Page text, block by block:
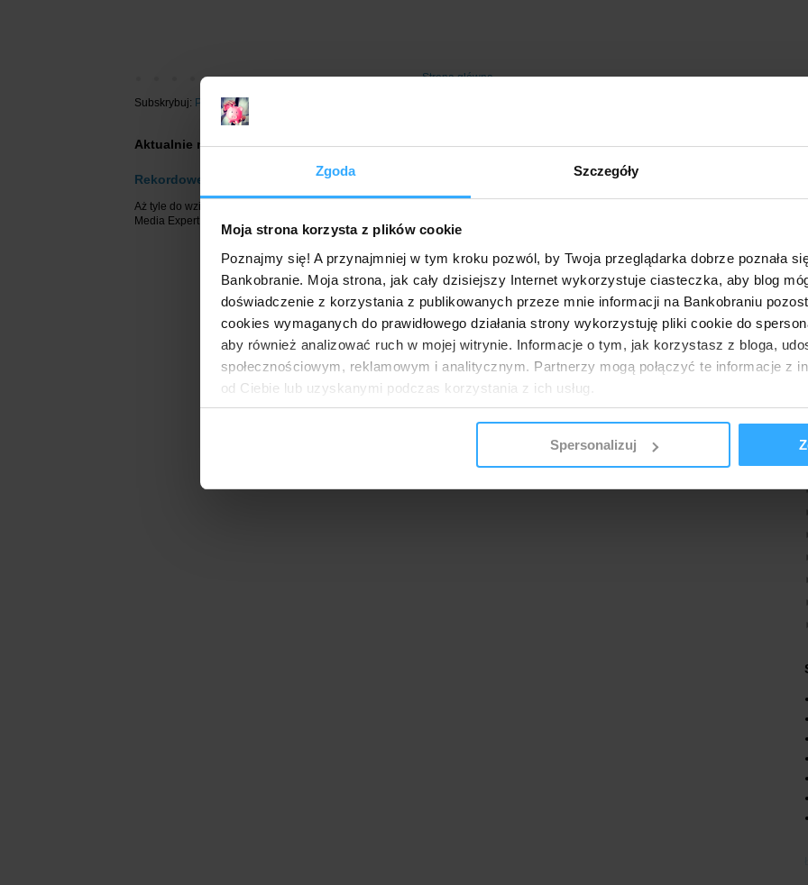
Zgoda Szczegóły
Moja strona korzysta z plików cookie
Poznajmy się! A przynajmniej w tym kroku pozwól, by Twoja przeglądarka dobrze poznała
Bankobranie. Moja strona, jak cały dzisiejszy Internet wykorzystuje ciasteczka, aby blog
doświadczenie z korzystania z publikowanych przeze mnie informacji na Bankobraniu
cookies wymaganych do prawidłowego działania strony wykorzystuję pliki cookie do
aby również analizować ruch w mojej witrynie. Informacje o tym, jak korzystasz z bloga,
społecznościowym, reklamowym i analitycznym. Partnerzy mogą połączyć te informacje z
od Ciebie lub uzyskanymi podczas korzystania z ich usług.
Spersonalizuj
Strona główna
Subskrybuj: Posty (Atom)
Aktualnie najpopularniejsza promocja:
Rekordowe 1200 zł w bonusach za eKonto do usług w mBanku (+ 5,3% dla oszczędności)
Aż tyle do wzięcia za konto osobiste w mBanku jeszcze nie było! Na start czeka premia pieniężna do 1 000 zł oraz bon 200 zł do
Media Expert....